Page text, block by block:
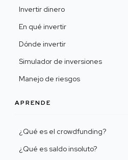
Invertir dinero
En qué invertir
Dónde invertir
Simulador de inversiones
Manejo de riesgos
APRENDE
¿Qué es el crowdfunding?
¿Qué es saldo insoluto?